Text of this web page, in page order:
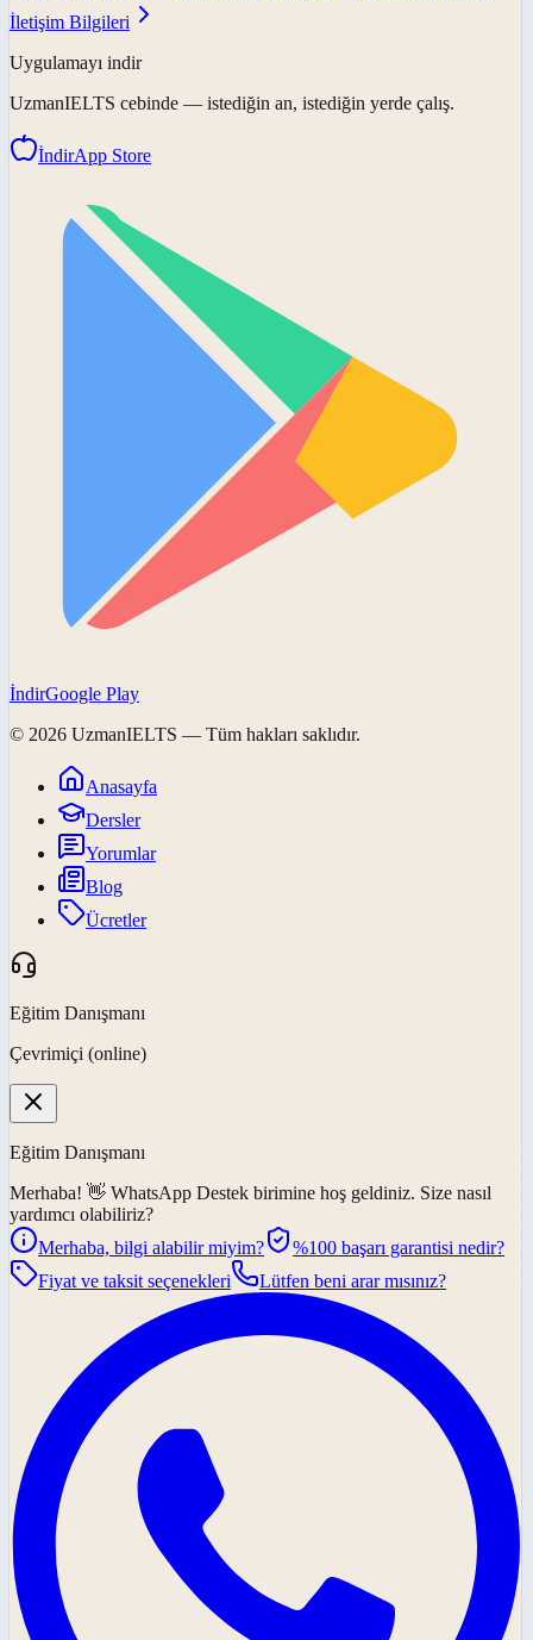
İletişim Bilgileri
Uygulamayı indir
UzmanIELTS cebinde — istediğin an, istediğin yerde çalış.
İndirApp Store
İndirGoogle Play
© 2026 UzmanIELTS — Tüm hakları saklıdır.
Anasayfa
Dersler
Yorumlar
Blog
Ücretler
Eğitim Danışmanı
Çevrimiçi (online)
Eğitim Danışmanı
Merhaba! 👋 WhatsApp Destek birimine hoş geldiniz. Size nasıl
yardımcı olabiliriz?
Merhaba, bilgi alabilir miyim?
%100 başarı garantisi nedir?
Fiyat ve taksit seçenekleri
Lütfen beni arar mısınız?